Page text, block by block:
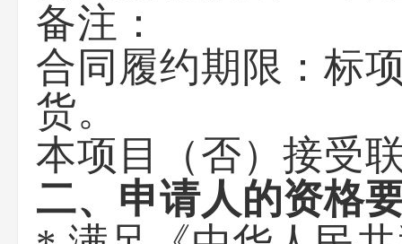
备注：
合同履约期限：标
货。
本项目（否）接受
二、申请人的资格